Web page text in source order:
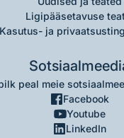
Ligipääsetavuse
Kasutus- ja
peal meie
Facebook
Youtube
LinkedIn